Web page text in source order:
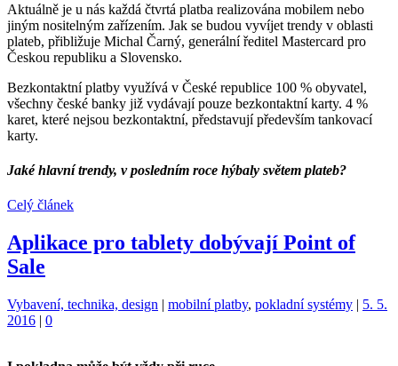
Aktuálně je u nás každá čtvrtá platba realizována mobilem nebo
jiným nositelným zařízením. Jak se budou vyvíjet trendy v oblasti
plateb, přibližuje Michal Čarný, generální ředitel Mastercard pro
Českou republiku a Slovensko.
Bezkontaktní platby využívá v České republice 100 % obyvatel,
všechny české banky již vydávají pouze bezkontaktní karty. 4 %
karet, které nejsou bezkontaktní, představují především tankovací
karty.
Jaké hlavní trendy, v posledním roce hýbaly světem plateb?
Celý článek
Aplikace pro tablety dobývají Point of
Sale
Kategorie:
Vybavení, technika, design | Štítky:
mobilní platby, pokladní systémy | 5. 5.
2016 | 0